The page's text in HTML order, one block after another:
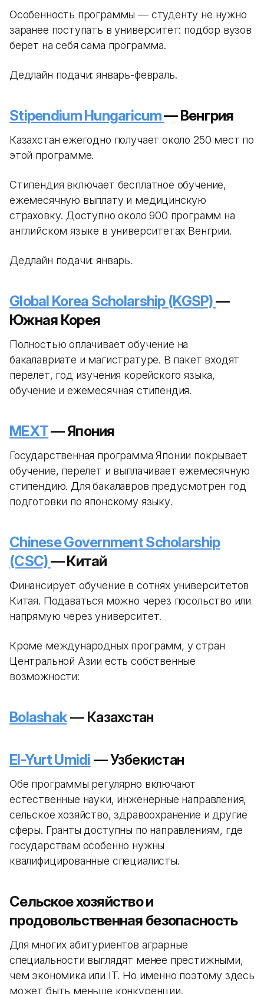
Особенность программы — студенту не нужно
заранее поступать в университет: подбор вузов
берет на себя сама программа.
Дедлайн подачи: январь-февраль.
Stipendium Hungaricum— Венгрия
Казахстан ежегодно получает около 250 мест по
этой программе.
Стипендия включает бесплатное обучение,
ежемесячную выплату и медицинскую
страховку. Доступно около 900 программ на
английском языке в университетах Венгрии.
Дедлайн подачи: январь.
Global Korea Scholarship (KGSP)—
Южная Корея
Полностью оплачивает обучение на
бакалавриате и магистратуре. В пакет входят
перелет, год изучения корейского языка,
обучение и ежемесячная стипендия.
MEXT— Япония
Государственная программа Японии покрывает
обучение, перелет и выплачивает ежемесячную
стипендию. Для бакалавров предусмотрен год
подготовки по японскому языку.
Chinese Government Scholarship
(CSC)— Китай
Финансирует обучение в сотнях университетов
Китая. Подаваться можно через посольство или
напрямую через университет.
Кроме международных программ, у стран
Центральной Азии есть собственные
возможности:
Bolashak— Казахстан
El-Yurt Umidi — Узбекистан
Обе программы регулярно включают
естественные науки, инженерные направления,
сельское хозяйство, здравоохранение и другие
сферы. Гранты доступны по направлениям, где
государствам особенно нужны
квалифицированные специалисты.
Сельское хозяйство и
продовольственная безопасность
Для многих абитуриентов аграрные
специальности выглядят менее престижными,
чем экономика или IT. Но именно поэтому здесь
может быть меньше конкуренции.